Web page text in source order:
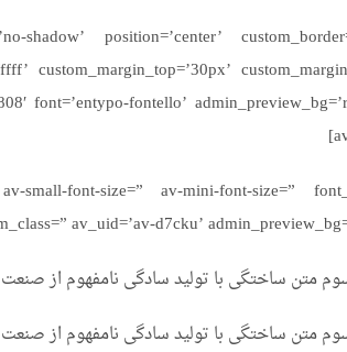
shadow’ position=’center’
custom_margin_top=’30px’
font=’entypo-fontello’
small-font-size=” av-mini-font-size=”
av_uid=’av-d7cku’
متن ساختگی با تولید سادگی نامفهوم از
متن ساختگی با تولید سادگی نامفهوم از